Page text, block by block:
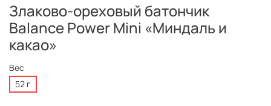
Злаково-ореховый батончик
Balance Power Mini «Миндаль и
какао»
Вес
52 г